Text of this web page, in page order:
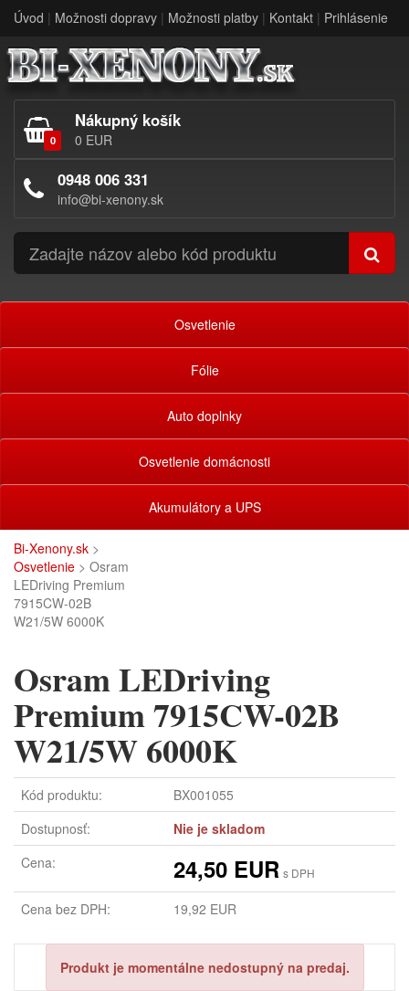
Úvod | Možnosti dopravy | Možnosti platby | Kontakt | Prihlásenie
0
Nákupný košík
0 EUR
0948 006 331
info@bi-xenony.sk
Osvetlenie
Fólie
Auto doplnky
Osvetlenie domácnosti
Akumulátory a UPS
Bi-Xenony.sk >
Osvetlenie > Osram
LEDriving Premium
7915CW-02B
W21/5W 6000K
Osram LEDriving
Premium 7915CW-02B
W21/5W 6000K
Kód produktu:
BX001055
Dostupnosť:
Nie je skladom
Cena:
24,50 EUR s DPH
Cena bez DPH: 19,92 EUR
Produkt je momentálne nedostupný na predaj.